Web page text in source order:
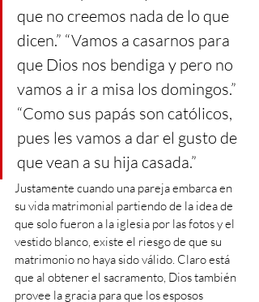
que no creemos nada de lo que
dicen.” “Vamos a casarnos para
que Dios nos bendiga y pero no
vamos a ir a misa los domingos.”
“Como sus papás son católicos,
pues les vamos a dar el gusto de
que vean a su hija casada.”
Justamente cuando una pareja embarca en
su vida matrimonial partiendo de la idea de
que solo fueron a la iglesia por las fotos y el
vestido blanco, existe el riesgo de que su
matrimonio no haya sido válido. Claro está
que al obtener el sacramento, Dios también
provee la gracia para que los esposos